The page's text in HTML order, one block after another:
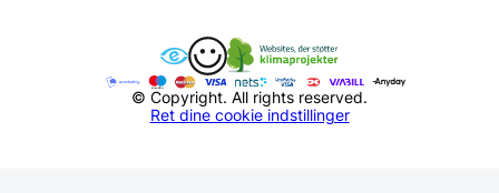
© Copyright. All rights reserved.
Ret dine cookie indstillinger